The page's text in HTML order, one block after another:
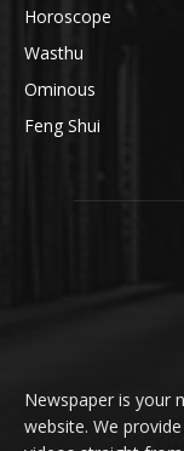
Horoscope
Wasthu
Ominous
Feng Shui
Newspaper is your
website. We